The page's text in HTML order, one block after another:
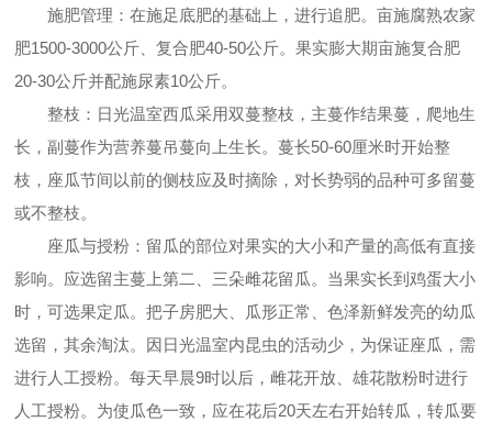
施肥管理：在施足底肥的基础上，进行追肥。亩施腐熟农家
肥1500-3000公斤、复合肥40-50公斤。果实膨大期亩施复合肥
20-30公斤并配施尿素10公斤。
整枝：日光温室西瓜采用双蔓整枝，主蔓作结果蔓，爬地生
长，副蔓作为营养蔓吊蔓向上生长。蔓长50-60厘米时开始整
枝，座瓜节间以前的侧枝应及时摘除，对长势弱的品种可多留蔓
或不整枝。
座瓜与授粉：留瓜的部位对果实的大小和产量的高低有直接
影响。应选留主蔓上第二、三朵雌花留瓜。当果实长到鸡蛋大小
时，可选果定瓜。把子房肥大、瓜形正常、色泽新鲜发亮的幼瓜
选留，其余淘汰。因日光温室内昆虫的活动少，为保证座瓜，需
进行人工授粉。每天早晨9时以后，雌花开放、雄花散粉时进行
人工授粉。为使瓜色一致，应在花后20天左右开始转瓜，转瓜要